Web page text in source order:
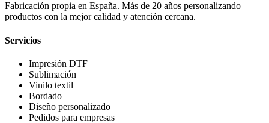
Fabricación propia en España. Más de 20 años personalizando
productos con la mejor calidad y atención cercana.
Servicios
Impresión DTF
Sublimación
Vinilo textil
Bordado
Diseño personalizado
Pedidos para empresas